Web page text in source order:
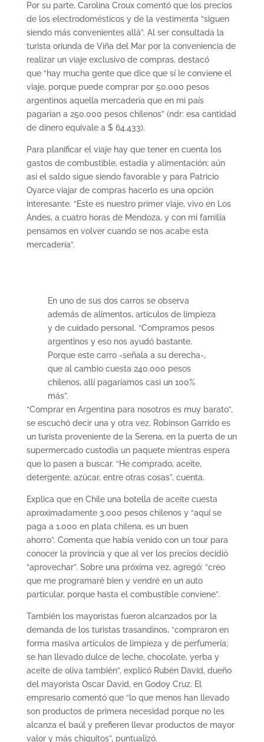
Por su parte, Carolina Croux comentó que los precios
de los electrodomésticos y de la vestimenta “siguen
siendo más convenientes allá”. Al ser consultada la
turista oriunda de Viña del Mar por la conveniencia de
realizar un viaje exclusivo de compras, destacó
que “hay mucha gente que dice que sí le conviene el
viaje, porque puede comprar por 50.000 pesos
argentinos aquella mercadería que en mi país
pagarían a 250.000 pesos chilenos” (ndr: esa cantidad
de dinero equivale a $ 64.433).
Para planificar el viaje hay que tener en cuenta los
gastos de combustible, estadía y alimentación; aún
así el saldo sigue siendo favorable y para Patricio
Oyarce viajar de compras hacerlo es una opción
interesante. “Este es nuestro primer viaje, vivo en Los
Andes, a cuatro horas de Mendoza, y con mi familia
pensamos en volver cuando se nos acabe esta
mercadería”.
En uno de sus dos carros se observa
además de alimentos, artículos de limpieza
y de cuidado personal. “Compramos pesos
argentinos y eso nos ayudó bastante.
Porque este carro -señala a su derecha-,
que al cambio cuesta 240.000 pesos
chilenos, allí pagaríamos casi un 100%
más”.
“Comprar en Argentina para nosotros es muy barato”,
se escuchó decir una y otra vez. Robinson Garrido es
un turista proveniente de la Serena, en la puerta de un
supermercado custodia un paquete mientras espera
que lo pasen a buscar. “He comprado, aceite,
detergente, azúcar, entre otras cosas”, cuenta.
Explica que en Chile una botella de aceite cuesta
aproximadamente 3.000 pesos chilenos y “aquí se
paga a 1.000 en plata chilena, es un buen
ahorro”. Comenta que había venido con un tour para
conocer la provincia y que al ver los precios decidió
“aprovechar”. Sobre una próxima vez, agregó: “creo
que me programaré bien y vendré en un auto
particular, porque hasta el combustible conviene”.
También los mayoristas fueron alcanzados por la
demanda de los turistas trasandinos, “compraron en
forma masiva artículos de limpieza y de perfumería;
se han llevado dulce de leche, chocolate, yerba y
aceite de oliva también”, explicó Rubén David, dueño
del mayorista Oscar David, en Godoy Cruz. El
empresario comentó que “lo que menos han llevado
son productos de primera necesidad porque no les
alcanza el baúl y prefieren llevar productos de mayor
valor y más chiquitos”, puntualizó.